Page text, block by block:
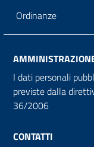
Ordinanze
I dati personali
previste dalla
36/2006
CONTATTI